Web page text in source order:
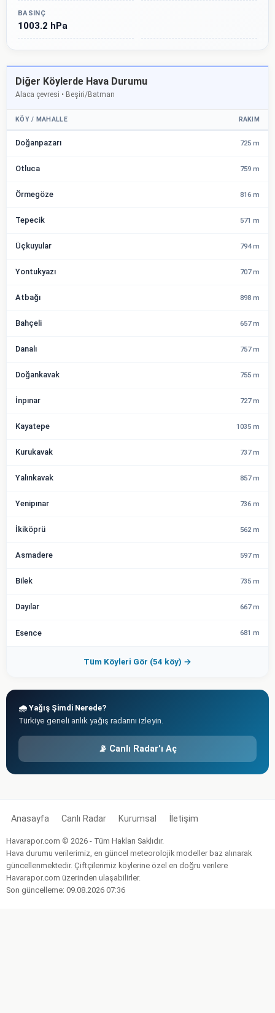
BASINÇ
1003.2 hPa
Diğer Köylerde Hava Durumu
Alaca çevresi • Beşiri/Batman
KÖY / MAHALLE RAKIM
Doğanpazarı 725 m
Otluca 759 m
Örmegöze 816 m
Tepecik 571 m
Üçkuyular 794 m
Yontukyazı 707 m
Atbağı 898 m
Bahçeli 657 m
Danalı 757 m
Doğankavak 755 m
İnpınar 727 m
Kayatepe 1035 m
Kurukavak 737 m
Yalınkavak 857 m
Yenipınar 736 m
İkiköprü 562 m
Asmadere 597 m
Bilek 735 m
Dayılar 667 m
Esence 681 m
Tüm Köyleri Gör (54 köy) →
🌧️ Yağış Şimdi Nerede?
Türkiye geneli anlık yağış radarını izleyin.
📡 Canlı Radar'ı Aç
Anasayfa Canlı Radar Kurumsal İletişim
Havarapor.com © 2026 - Tüm Hakları Saklıdır.
Hava durumu verilerimiz, en güncel meteorolojik modeller baz alınarak
güncellenmektedir. Çiftçilerimiz köylerine özel en doğru verilere
Havarapor.com üzerinden ulaşabilirler.
Son güncelleme: 09.08.2026 07:36